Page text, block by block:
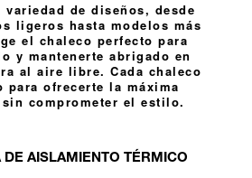
variedad de diseños, desde
ligeros hasta modelos más
el chaleco perfecto para
y mantenerte abrigado en
al aire libre. Cada chaleco
para ofrecerte la máxima
comprometer el estilo.
DE AISLAMIENTO TÉRMICO